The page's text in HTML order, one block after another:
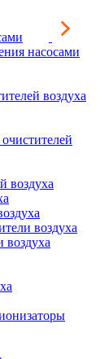
насосами
воздуха
воздуха
воздуха